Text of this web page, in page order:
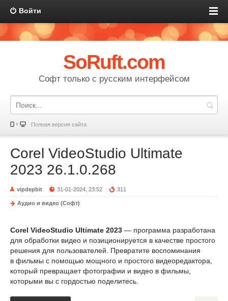
Войти
SoRuft.com
Софт только с русским интерфейсом
Полная версия сайта
Corel VideoStudio Ultimate
2023 26.1.0.268
vipdepbit 31-01-2024, 23:52 311
Аудио и видео (Софт)
Corel VideoStudio Ultimate 2023 — программа разработана
для обработки видео и позиционируется в качестве простого
решения для пользователей. Превратите воспоминания
в фильмы с помощью мощного и простого видеоредактора,
который превращает фотографии и видео в фильмы,
которыми вы с гордостью поделитесь.